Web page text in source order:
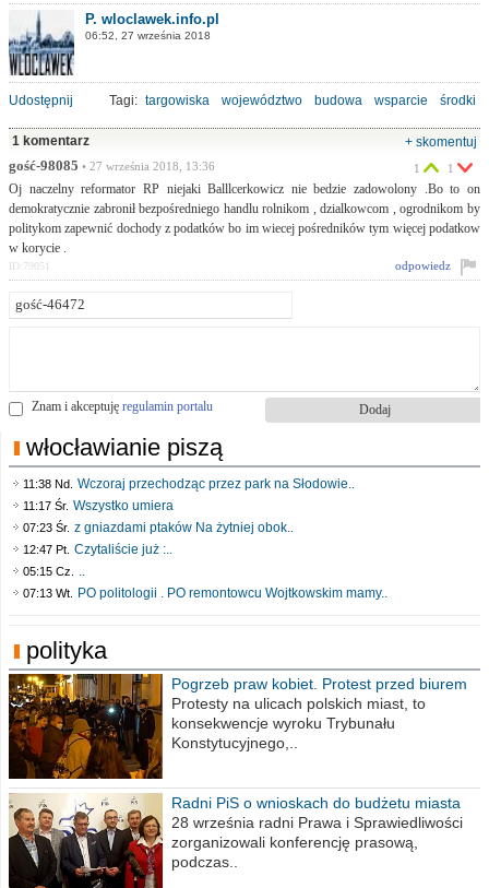
P. wloclawek.info.pl
06:52, 27 września 2018
Udostępnij Tagi: targowiska województwo budowa wsparcie środki
1 komentarz
+ skomentuj
gość-98085 • 27 września 2018, 13:36
Oj naczelny reformator RP niejaki Balllcerkowicz nie bedzie zadowolony .Bo to on
demokratycznie zabronił bezpośredniego handlu rolnikom , dzialkowcom , ogrodnikom by
politykom zapewnić dochody z podatków bo im wiecej pośredników tym więcej podatkow
w korycie .
1 1
odpowiedz
ID:79051
Znam i akceptuję regulamin portalu
włocławianie piszą
11:38 Nd. Wczoraj przechodząc przez park na Słodowie..
11:17 Śr. Wszystko umiera
07:23 Śr. z gniazdami ptaków Na żytniej obok..
12:47 Pt. Czytaliście już :..
05:15 Cz. ..
07:13 Wt. PO politologii . PO remontowcu Wojtkowskim mamy..
polityka
Pogrzeb praw kobiet. Protest przed biurem
poselskim PiS
Protesty na ulicach polskich miast, to
konsekwencje wyroku Trybunału
Konstytucyjnego,..
Radni PiS o wnioskach do budżetu miasta
na 2021 rok
28 września radni Prawa i Sprawiedliwości
zorganizowali konferencję prasową,
podczas..